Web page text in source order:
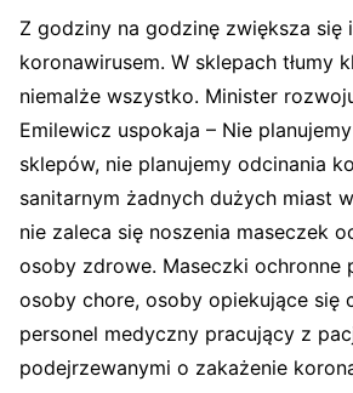
Z godziny na godzinę zwiększa się
koronawirusem. W sklepach tłumy
niemalże wszystko. Minister
Emilewicz uspokaja – Nie
sklepów, nie planujemy odcinania
sanitarnym żadnych dużych miast
nie zaleca się noszenia maseczek
osoby zdrowe. Maseczki ochronne
osoby chore, osoby opiekujące się
personel medyczny pracujący z
podejrzewanymi o zakażenie